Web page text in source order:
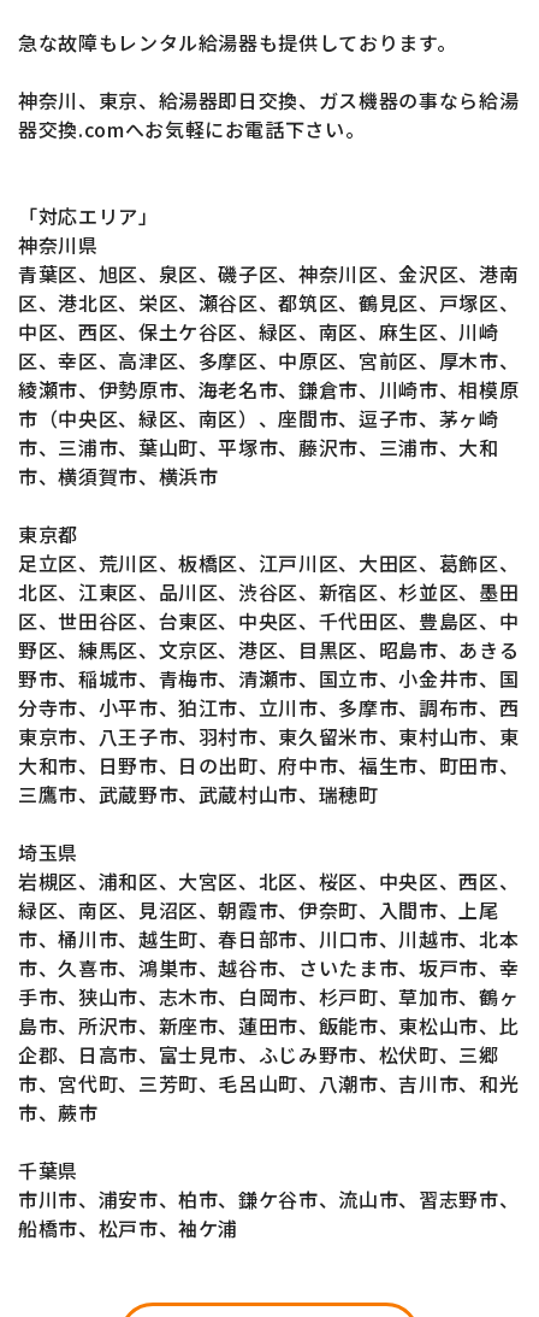
急な故障もレンタル給湯器も提供しております。
神奈川、東京、給湯器即日交換、ガス機器の事なら給湯
器交換.comへお気軽にお電話下さい。
「対応エリア」
神奈川県
青葉区、旭区、泉区、磯子区、神奈川区、金沢区、港南
区、港北区、栄区、瀬谷区、都筑区、鶴見区、戸塚区、
中区、西区、保土ケ谷区、緑区、南区、麻生区、川崎
区、幸区、高津区、多摩区、中原区、宮前区、厚木市、
綾瀬市、伊勢原市、海老名市、鎌倉市、川崎市、相模原
市（中央区、緑区、南区）、座間市、逗子市、茅ヶ崎
市、三浦市、葉山町、平塚市、藤沢市、三浦市、大和
市、横須賀市、横浜市
東京都
足立区、荒川区、板橋区、江戸川区、大田区、葛飾区、
北区、江東区、品川区、渋谷区、新宿区、杉並区、墨田
区、世田谷区、台東区、中央区、千代田区、豊島区、中
野区、練馬区、文京区、港区、目黒区、昭島市、あきる
野市、稲城市、青梅市、清瀬市、国立市、小金井市、国
分寺市、小平市、狛江市、立川市、多摩市、調布市、西
東京市、八王子市、羽村市、東久留米市、東村山市、東
大和市、日野市、日の出町、府中市、福生市、町田市、
三鷹市、武蔵野市、武蔵村山市、瑞穂町
埼玉県
岩槻区、浦和区、大宮区、北区、桜区、中央区、西区、
緑区、南区、見沼区、朝霞市、伊奈町、入間市、上尾
市、桶川市、越生町、春日部市、川口市、川越市、北本
市、久喜市、鴻巣市、越谷市、さいたま市、坂戸市、幸
手市、狭山市、志木市、白岡市、杉戸町、草加市、鶴ヶ
島市、所沢市、新座市、蓮田市、飯能市、東松山市、比
企郡、日高市、富士見市、ふじみ野市、松伏町、三郷
市、宮代町、三芳町、毛呂山町、八潮市、吉川市、和光
市、蕨市
千葉県
市川市、浦安市、柏市、鎌ケ谷市、流山市、習志野市、
船橋市、松戸市、袖ケ浦